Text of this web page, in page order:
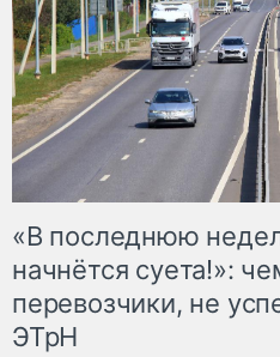
«В последнюю
начнётся суета!»:
перевозчики, не
ЭТрН